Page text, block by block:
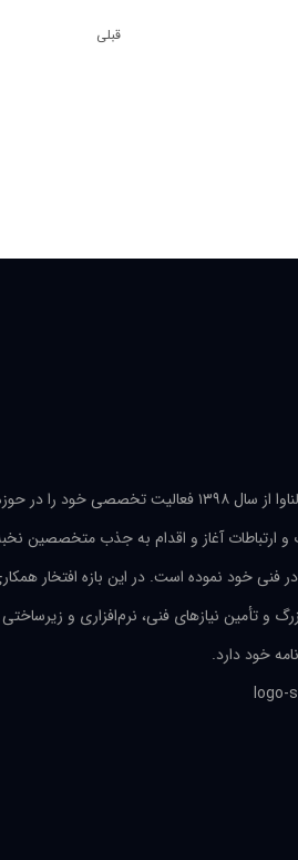
قبلی
گروه مهندسی لناوا از سال ۱۳۹۸ فعالیت تخصصی خود را در
و ارتباطات آغاز و اقدام به جذب متخصصین
فنی خود نموده است. در این بازه افتخار
و تأمین نیازهای فنی، نرم‌افزاری و زیرساختی
خود دارد.